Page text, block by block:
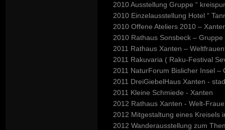
2010 Ausstellung Gruppe “
2010 Einzelausstellung Hotel “
2010 Offene Ateliers 2010 –
2010 Rathaus Sonsbeck – Gruppe
2011 Rathaus Xanten –
2011 Rakuvaria ( Raku-Festival
2011 NaturForum Bislicher Insel –
2011 DreiGiebelHaus Xanten -
2011 Kleine Schmiede - Xanten
2012 Rathaus Xanten - Welt-
2012 Mitgestaltung eines Kreisels
2012 Wanderausstellung zum